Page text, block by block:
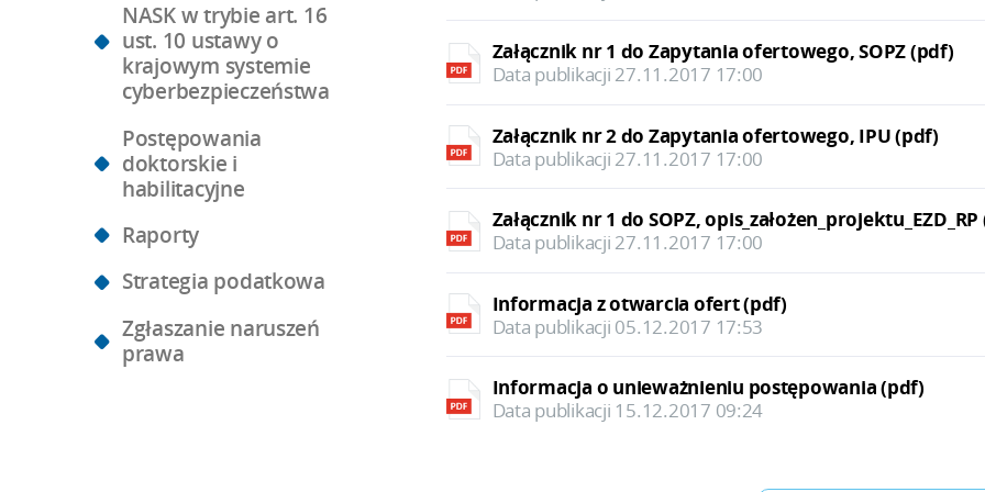
NASK w trybie art. 16
ust. 10 ustawy o
krajowym systemie
cyberbezpieczeństwa
Postępowania
doktorskie i
habilitacyjne
Raporty
Strategia podatkowa
Zgłaszanie naruszeń
prawa
Załącznik nr 1 do Zapytania ofertowego, SOPZ (pdf)
Data publikacji 27.11.2017 17:00
Załącznik nr 2 do Zapytania ofertowego, IPU (pdf)
Data publikacji 27.11.2017 17:00
Załącznik nr 1 do SOPZ,
Data publikacji 27.11.2017 17:00
Informacja z otwarcia ofert (pdf)
Data publikacji 05.12.2017 17:53
Informacja o unieważnieniu postępowania (pdf)
Data publikacji 15.12.2017 09:24